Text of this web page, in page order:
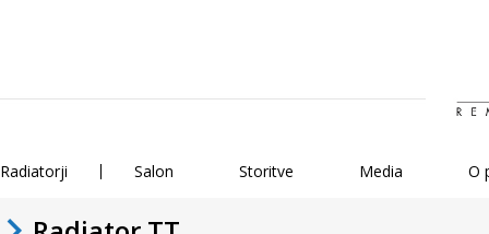
Radiatorji Salon Storitve Media O